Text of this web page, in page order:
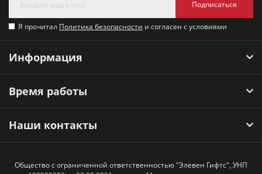
Подписаться
Я прочитал Политика безопасности и согласен с условиями
Информация
Время работы
Наши контакты
Общество с ограниченной ответственностью "Элевен Гифтс", УНП